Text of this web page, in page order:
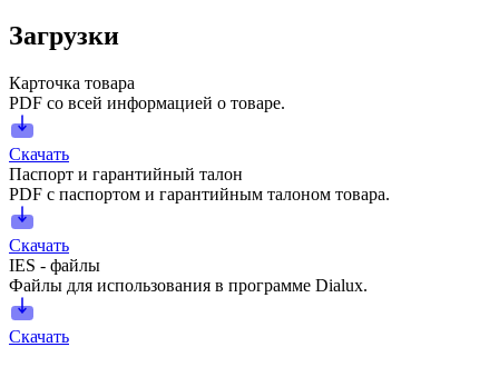
Загрузки
Карточка товара
PDF со всей информацией о товаре.
Скачать
Паспорт и гарантийный талон
PDF с паспортом и гарантийным талоном товара.
Скачать
IES - файлы
Файлы для использования в программе Dialux.
Скачать